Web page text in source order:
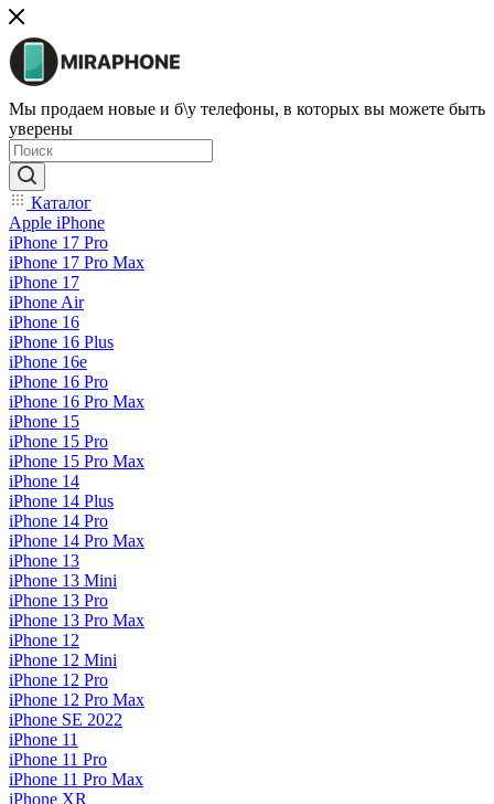
Мы продаем новые и б\у телефоны, в которых вы можете быть
уверены
Каталог
Apple iPhone
iPhone 17 Pro
iPhone 17 Pro Max
iPhone 17
iPhone Air
iPhone 16
iPhone 16 Plus
iPhone 16e
iPhone 16 Pro
iPhone 16 Pro Max
iPhone 15
iPhone 15 Pro
iPhone 15 Pro Max
iPhone 14
iPhone 14 Plus
iPhone 14 Pro
iPhone 14 Pro Max
iPhone 13
iPhone 13 Mini
iPhone 13 Pro
iPhone 13 Pro Max
iPhone 12
iPhone 12 Mini
iPhone 12 Pro
iPhone 12 Pro Max
iPhone SE 2022
iPhone 11
iPhone 11 Pro
iPhone 11 Pro Max
iPhone XR